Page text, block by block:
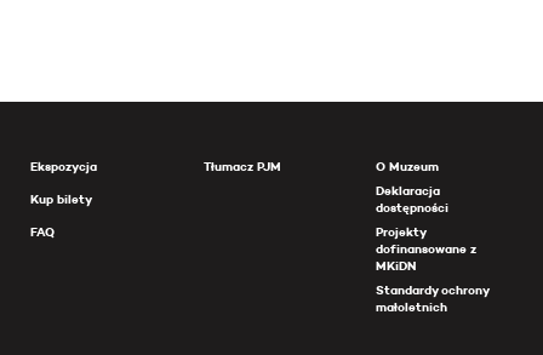
Ekspozycja
Kup bilety
FAQ
Tłumacz PJM
O Muzeum
Deklaracja
dostępności
Projekty
dofinansowane z
MKiDN
Standardy ochrony
małoletnich